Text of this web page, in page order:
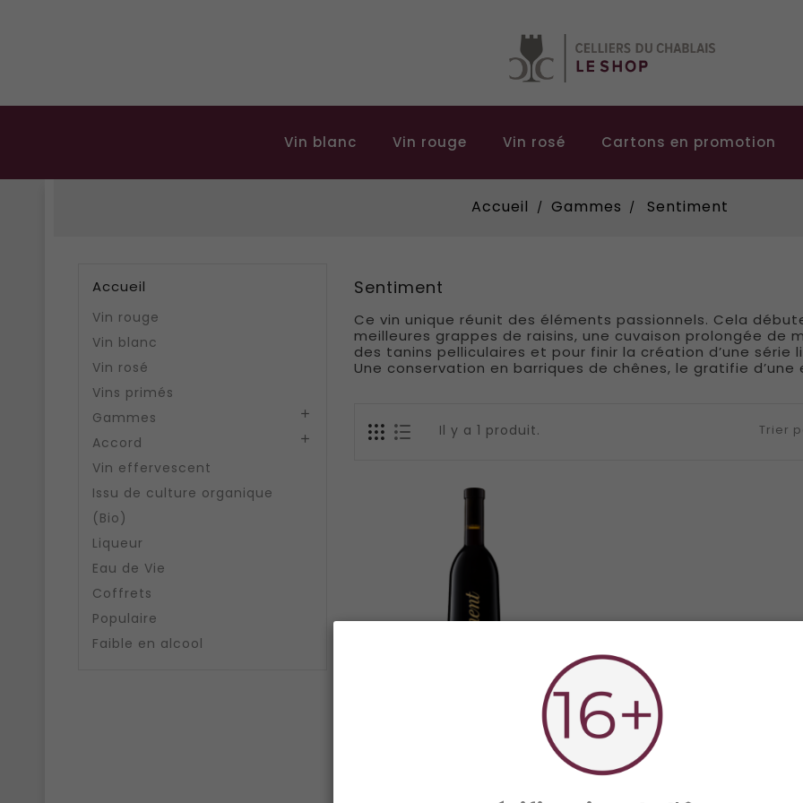
Vin blanc Vin rouge Vin rosé Cartons en promotion
Accueil Gammes Sentiment
Accueil
Vin rouge
Vin blanc
Vin rosé
Vins primés
Gammes

Accord 
Vin effervescent
Issu de culture organique
(Bio)
Liqueur
Eau de Vie
Coffrets
Populaire
Faible en alcool
Sentiment
Ce vin unique réunit des éléments passionnels. Cela
meilleures grappes de raisins, une cuvaison prolongée
des tanins pelliculaires et pour finir la création d’une
Une conservation en barriques de chênes, le gratifie d’une
Il y a 1 produit. Trier
Sentiment Ollon Chablais AOC